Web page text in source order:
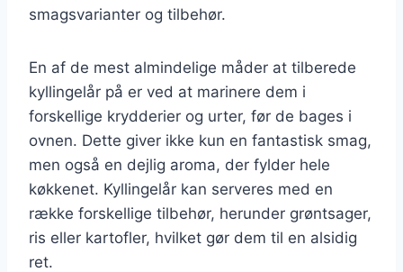
smagsvarianter og tilbehør.
En af de mest almindelige måder at tilberede
kyllingelår på er ved at marinere dem i
forskellige krydderier og urter, før de bages i
ovnen. Dette giver ikke kun en fantastisk smag,
men også en dejlig aroma, der fylder hele
køkkenet. Kyllingelår kan serveres med en
række forskellige tilbehør, herunder grøntsager,
ris eller kartofler, hvilket gør dem til en alsidig
ret.